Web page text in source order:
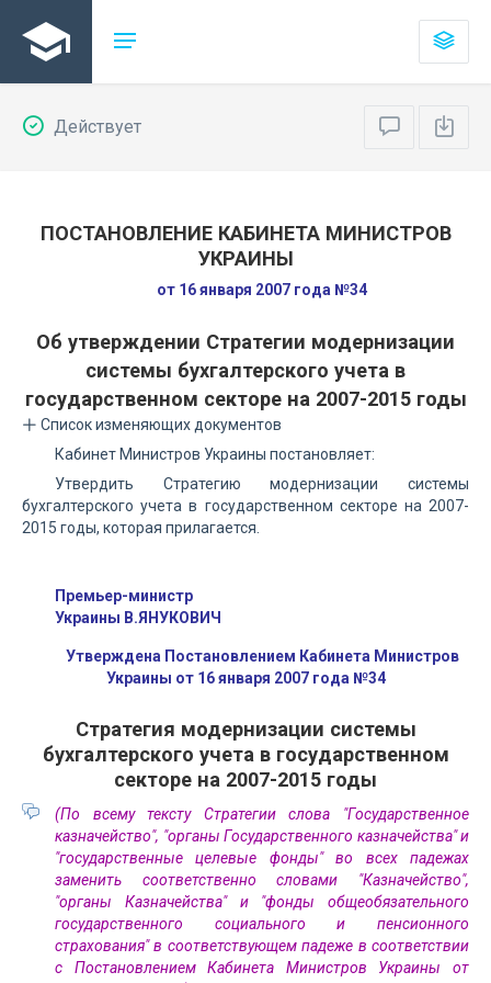
Действует
ПОСТАНОВЛЕНИЕ КАБИНЕТА МИНИСТРОВ
УКРАИНЫ
от 16 января 2007 года №34
Об утверждении Стратегии модернизации
системы бухгалтерского учета в
государственном секторе на 2007-2015 годы
Список изменяющих документов
Кабинет Министров Украины постановляет:
Утвердить Стратегию модернизации системы
бухгалтерского учета в государственном секторе на 2007-
2015 годы, которая прилагается.
Премьер-министр
Украины В.ЯНУКОВИЧ
Утверждена Постановлением Кабинета Министров
Украины от 16 января 2007 года №34
Стратегия модернизации системы
бухгалтерского учета в государственном
секторе на 2007-2015 годы
(По всему тексту Стратегии слова "Государственное
казначейство", "органы Государственного казначейства" и
"государственные целевые фонды" во всех падежах
заменить соответственно словами "Казначейство",
"органы Казначейства" и "фонды общеобязательного
государственного социального и пенсионного
страхования" в соответствующем падеже в соответствии
с Постановлением Кабинета Министров Украины от